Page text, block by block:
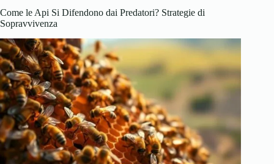
Come le Api Si Difendono dai Predatori? Strategie di
Sopravvivenza